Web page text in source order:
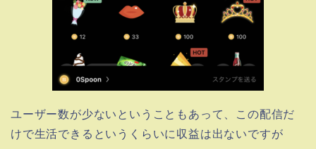
ユーザー数が少ないということもあって、この配信だ
けで生活できるというくらいに収益は出ないですが